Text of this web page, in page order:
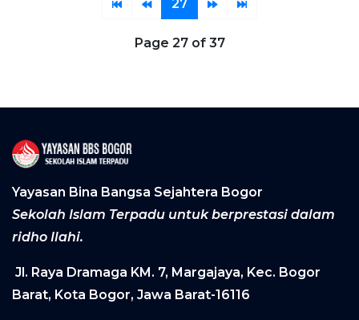
27
Page 27 of 37
Yayasan Bina Bangsa Sejahtera Bogor
Sekolah Islam Terpadu untuk berprestasi dalam
ridho Ilahi.
Jl. Raya Dramaga KM. 7, Margajaya, Kec. Bogor
Barat, Kota Bogor, Jawa Barat-16116